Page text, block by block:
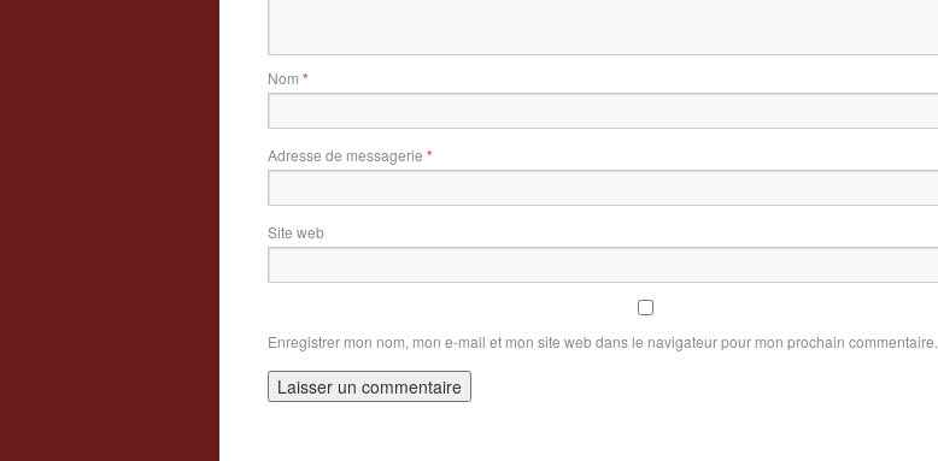
Nom *
Adresse de messagerie *
Site web
Enregistrer mon nom, mon e-mail et mon site web dans le navigateur pour mon prochain commentaire.